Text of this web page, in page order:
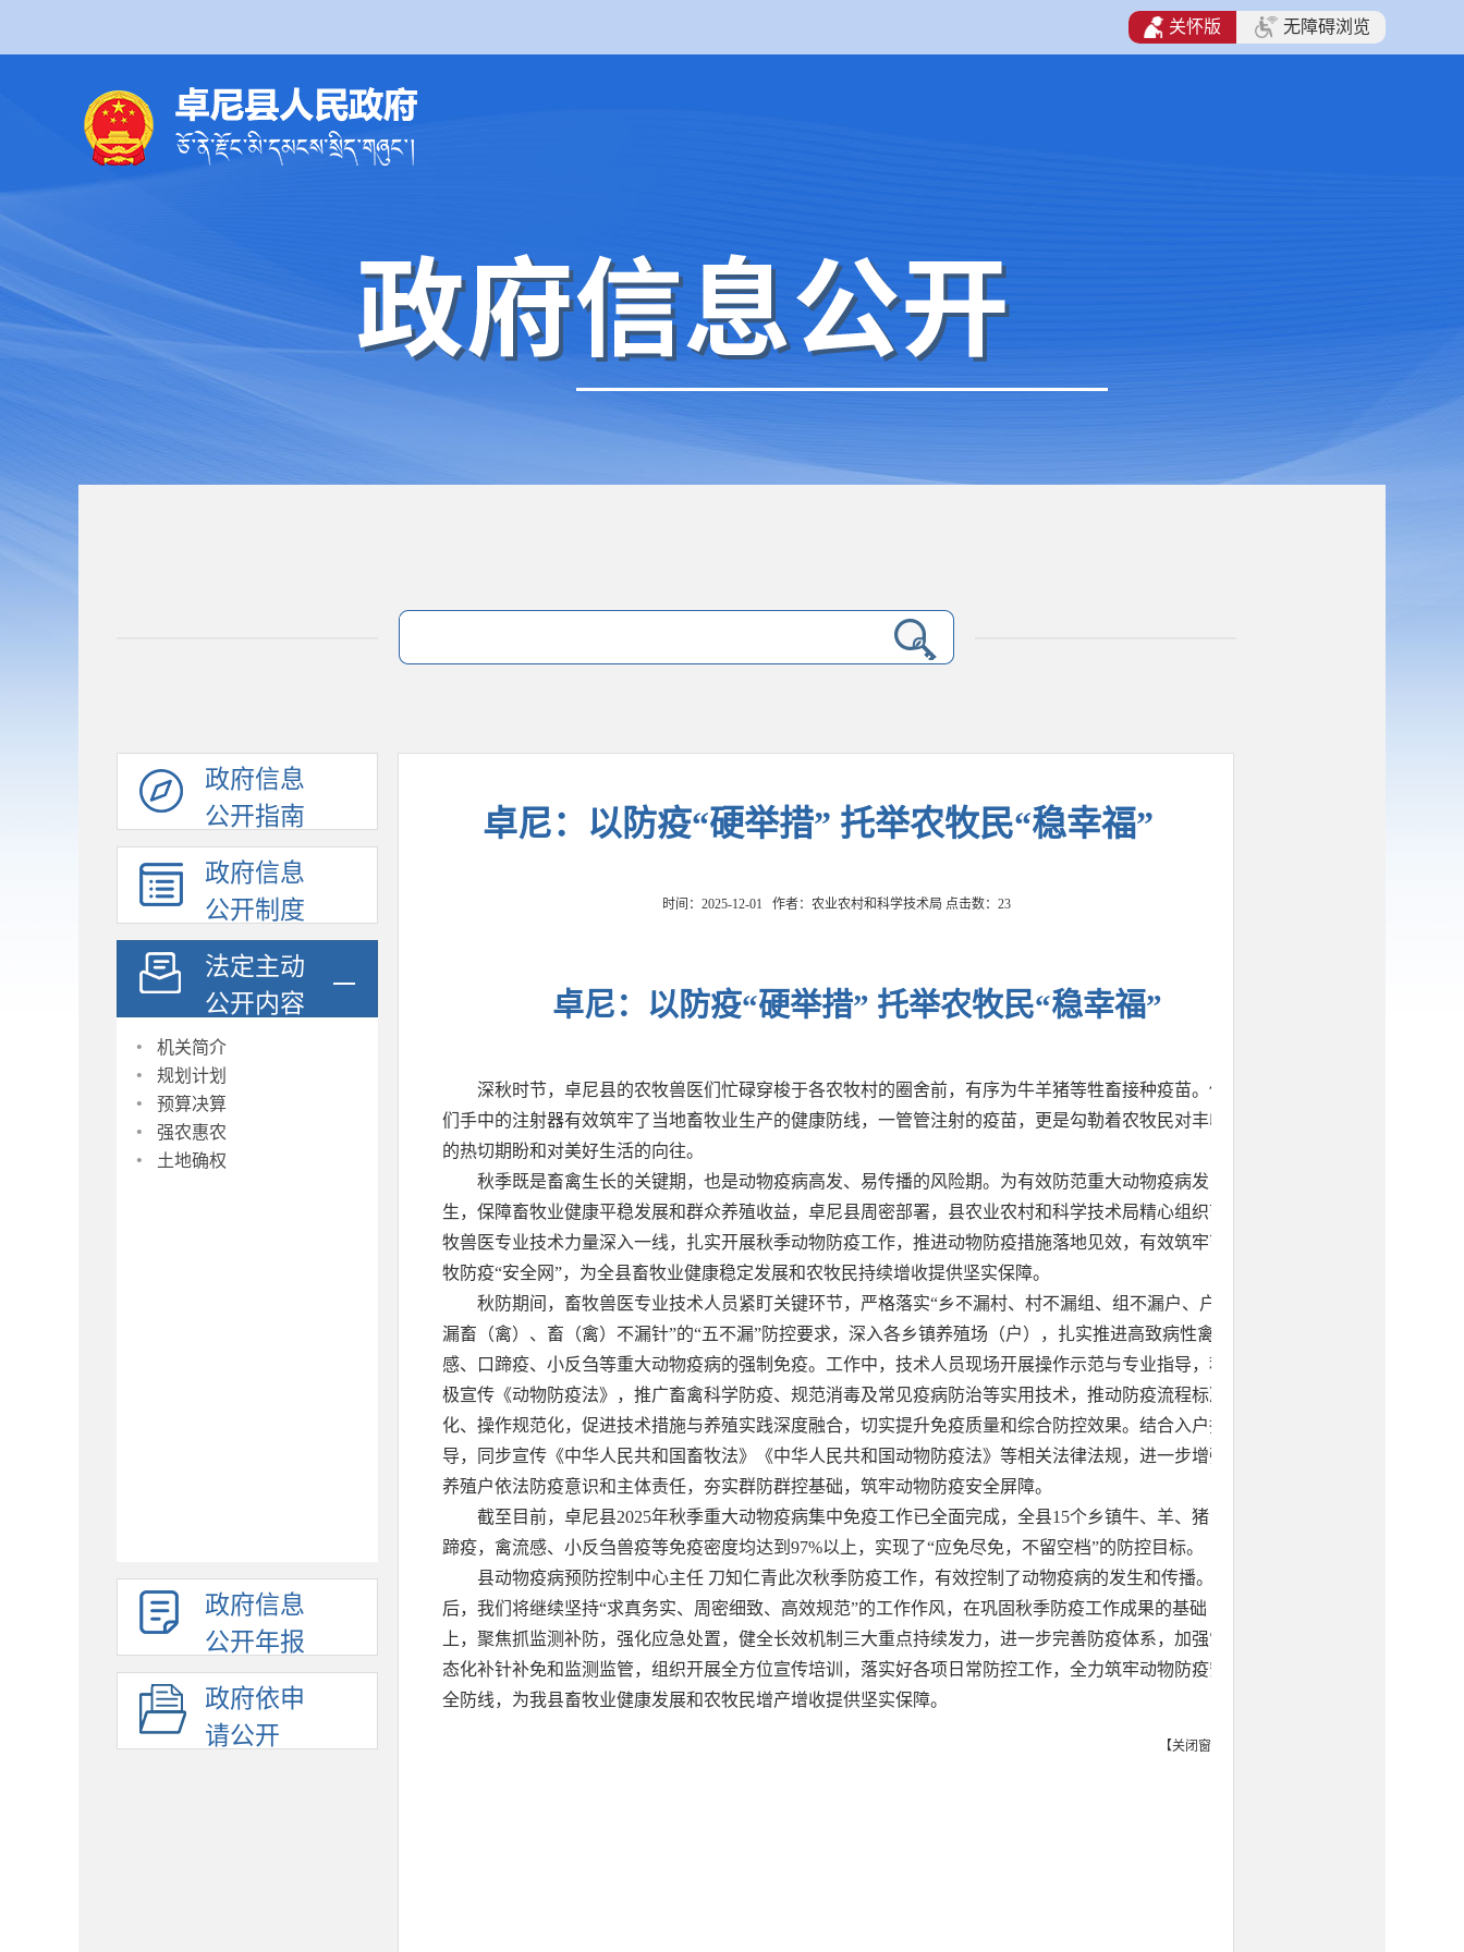
政府信息
公开指南
政府信息
公开制度
法定主动
公开内容
· 机关简介
· 规划计划
· 预算决算
· 强农惠农
· 土地确权
政府信息
公开年报
政府依申
请公开
卓尼：以防疫“硬举措” 托举农牧民“稳幸福”
时间：2025-12-01 作者：农业农村和科学技术局 点击数： 23
卓尼：以防疫“硬举措” 托举农牧民“稳幸福”
深秋时节，卓尼县的农牧兽医们忙碌穿梭于各农牧村的圈舍前，有序为牛羊猪等牲畜接种疫苗。他
们手中的注射器有效筑牢了当地畜牧业生产的健康防线，一管管注射的疫苗，更是勾勒着农牧民对丰收
的热切期盼和对美好生活的向往。
秋季既是畜禽生长的关键期，也是动物疫病高发、易传播的风险期。为有效防范重大动物疫病发
生，保障畜牧业健康平稳发展和群众养殖收益，卓尼县周密部署，县农业农村和科学技术局精心组织畜
牧兽医专业技术力量深入一线，扎实开展秋季动物防疫工作，推进动物防疫措施落地见效，有效筑牢畜
牧防疫“安全网”，为全县畜牧业健康稳定发展和农牧民持续增收提供坚实保障。
秋防期间，畜牧兽医专业技术人员紧盯关键环节，严格落实“乡不漏村、村不漏组、组不漏户、户不
漏畜（禽）、畜（禽）不漏针”的“五不漏”防控要求，深入各乡镇养殖场（户），扎实推进高致病性禽流
感、口蹄疫、小反刍等重大动物疫病的强制免疫。工作中，技术人员现场开展操作示范与专业指导，积
极宣传《动物防疫法》，推广畜禽科学防疫、规范消毒及常见疫病防治等实用技术，推动防疫流程标准
化、操作规范化，促进技术措施与养殖实践深度融合，切实提升免疫质量和综合防控效果。结合入户指
导，同步宣传《中华人民共和国畜牧法》《中华人民共和国动物防疫法》等相关法律法规，进一步增强
养殖户依法防疫意识和主体责任，夯实群防群控基础，筑牢动物防疫安全屏障。
截至目前，卓尼县2025年秋季重大动物疫病集中免疫工作已全面完成，全县15个乡镇牛、羊、猪口
蹄疫，禽流感、小反刍兽疫等免疫密度均达到97%以上，实现了“应免尽免，不留空档”的防控目标。
县动物疫病预防控制中心主任 刀知仁青此次秋季防疫工作，有效控制了动物疫病的发生和传播。今
后，我们将继续坚持“求真务实、周密细致、高效规范”的工作作风，在巩固秋季防疫工作成果的基础
上，聚焦抓监测补防，强化应急处置，健全长效机制三大重点持续发力，进一步完善防疫体系，加强常
态化补针补免和监测监管，组织开展全方位宣传培训，落实好各项日常防控工作，全力筑牢动物防疫安
全防线，为我县畜牧业健康发展和农牧民增产增收提供坚实保障。
【关闭窗口
关怀版 无障碍浏览